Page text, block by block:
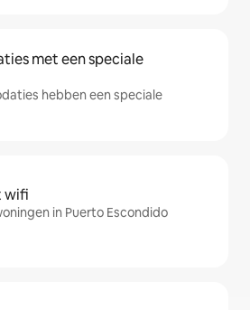
met een speciale
hebben een speciale
wifi
in Puerto Escondido